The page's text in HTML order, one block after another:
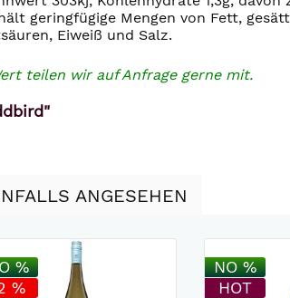
geringfügige Mengen von Fett,
Eiweiß und Salz.
teilen wir auf Anfrage gerne mit.
ANGESEHEN
%
%
NO %
HOT